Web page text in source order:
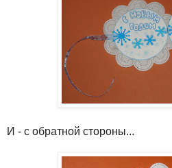
И - с обратной стороны...